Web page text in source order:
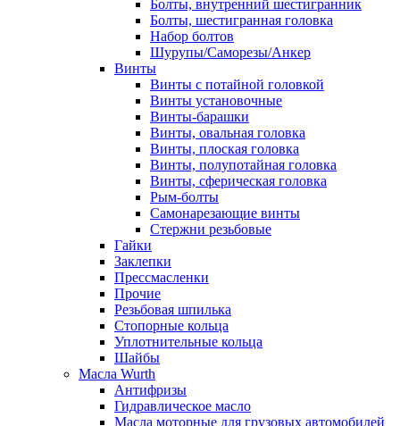
Болты, внутренний шестигранник
Болты, шестигранная головка
Набор болтов
Шурупы/Саморезы/Анкер
Винты
Винты с потайной головкой
Винты установочные
Винты-барашки
Винты, овальная головка
Винты, плоская головка
Винты, полупотайная головка
Винты, сферическая головка
Рым-болты
Самонарезающие винты
Стержни резьбовые
Гайки
Заклепки
Прессмасленки
Прочие
Резьбовая шпилька
Стопорные кольца
Уплотнительные кольца
Шайбы
Масла Wurth
Антифризы
Гидравлическое масло
Масла моторные для грузовых автомобилей